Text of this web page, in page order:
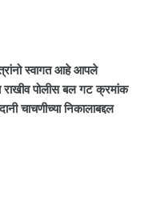
स्वागत आहे आपले
पोलीस बल गट क्रमांक
चाचणीच्या निकालाबद्दल